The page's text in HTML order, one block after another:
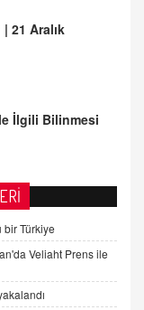
İlgili Bilinmesi
ve dijital hukukun
Alınmalı?
Türkiye
Veliaht Prens ile